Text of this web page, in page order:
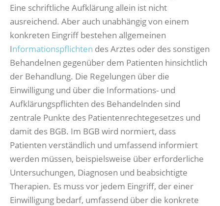
Eine schriftliche Aufklärung allein ist nicht
ausreichend. Aber auch unabhängig von einem
konkreten Eingriff bestehen allgemeinen
Informationspflichten des Arztes oder des sonstigen
Behandelnen gegenüber dem Patienten hinsichtlich
der Behandlung. Die Regelungen über die
Einwilligung und über die Informations- und
Aufklärungspflichten des Behandelnden sind
zentrale Punkte des Patientenrechtegesetzes und
damit des BGB. Im BGB wird normiert, dass
Patienten verständlich und umfassend informiert
werden müssen, beispielsweise über erforderliche
Untersuchungen, Diagnosen und beabsichtigte
Therapien. Es muss vor jedem Eingriff, der einer
Einwilligung bedarf, umfassend über die konkrete